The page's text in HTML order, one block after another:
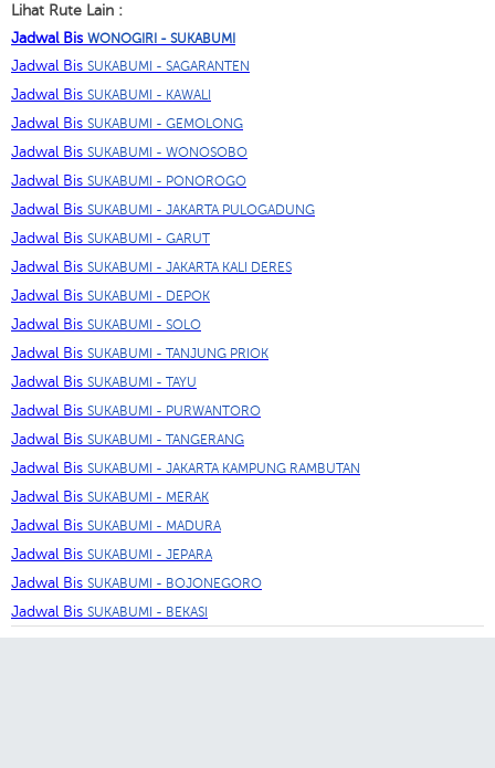
Lihat Rute Lain :
Jadwal Bis WONOGIRI - SUKABUMI
Jadwal Bis SUKABUMI - SAGARANTEN
Jadwal Bis SUKABUMI - KAWALI
Jadwal Bis SUKABUMI - GEMOLONG
Jadwal Bis SUKABUMI - WONOSOBO
Jadwal Bis SUKABUMI - PONOROGO
Jadwal Bis SUKABUMI - JAKARTA PULOGADUNG
Jadwal Bis SUKABUMI - GARUT
Jadwal Bis SUKABUMI - JAKARTA KALI DERES
Jadwal Bis SUKABUMI - DEPOK
Jadwal Bis SUKABUMI - SOLO
Jadwal Bis SUKABUMI - TANJUNG PRIOK
Jadwal Bis SUKABUMI - TAYU
Jadwal Bis SUKABUMI - PURWANTORO
Jadwal Bis SUKABUMI - TANGERANG
Jadwal Bis SUKABUMI - JAKARTA KAMPUNG RAMBUTAN
Jadwal Bis SUKABUMI - MERAK
Jadwal Bis SUKABUMI - MADURA
Jadwal Bis SUKABUMI - JEPARA
Jadwal Bis SUKABUMI - BOJONEGORO
Jadwal Bis SUKABUMI - BEKASI